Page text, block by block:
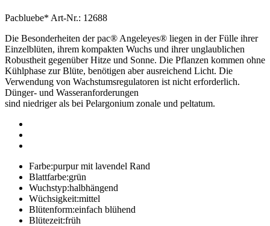
Pacbluebe* Art-Nr.: 12688
Die Besonderheiten der pac® Angeleyes® liegen in der Fülle ihrer
Einzelblüten, ihrem kompakten Wuchs und ihrer unglaublichen
Robustheit gegenüber Hitze und Sonne. Die Pflanzen kommen ohne
Kühlphase zur Blüte, benötigen aber ausreichend Licht. Die
Verwendung von Wachstumsregulatoren ist nicht erforderlich.
Dünger- und Wasseranforderungen
sind niedriger als bei Pelargonium zonale und peltatum.
Farbe:purpur mit lavendel Rand
Blattfarbe:grün
Wuchstyp:halbhängend
Wüchsigkeit:mittel
Blütenform:einfach blühend
Blütezeit:früh